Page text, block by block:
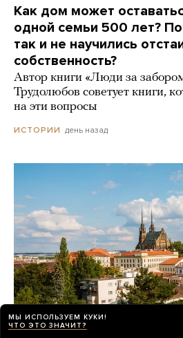
Как дом может
одной семьи 500 лет?
так и не научились
собственность?
Автор книги «Люди за
Трудолюбов советует книги,
на эти вопросы
ИСТОРИИ день назад
МЫ ИСПОЛЬЗУЕМ КУКИ!
ЧТО ЭТО ЗНАЧИТ?